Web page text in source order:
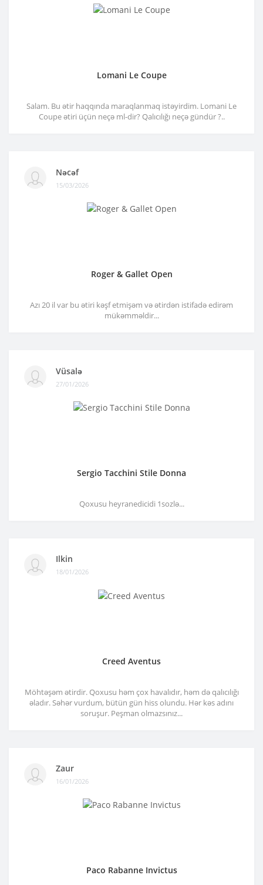
Lomani Le Coupe
Salam. Bu ətir haqqında maraqlanmaq istəyirdim. Lomani Le
Coupe ətiri üçün neçə ml-dir? Qalıcılığı neçə gündür ?..
Nəcəf
15/03/2026
Roger & Gallet Open
Azı 20 il var bu ətiri kəşf etmişəm və ətirdən istifadə edirəm
mükəmməldir...
Vüsalə
27/01/2026
Sergio Tacchini Stile Donna
Qoxusu heyranedicidi 1sozlə...
Ilkin
18/01/2026
Creed Aventus
Möhtəşəm ətirdir. Qoxusu həm çox havalıdır, həm də qalıcılığı
əladır. Səhər vurdum, bütün gün hiss olundu. Hər kəs adını
soruşur. Peşman olmazsınız...
Zaur
16/01/2026
Paco Rabanne Invictus